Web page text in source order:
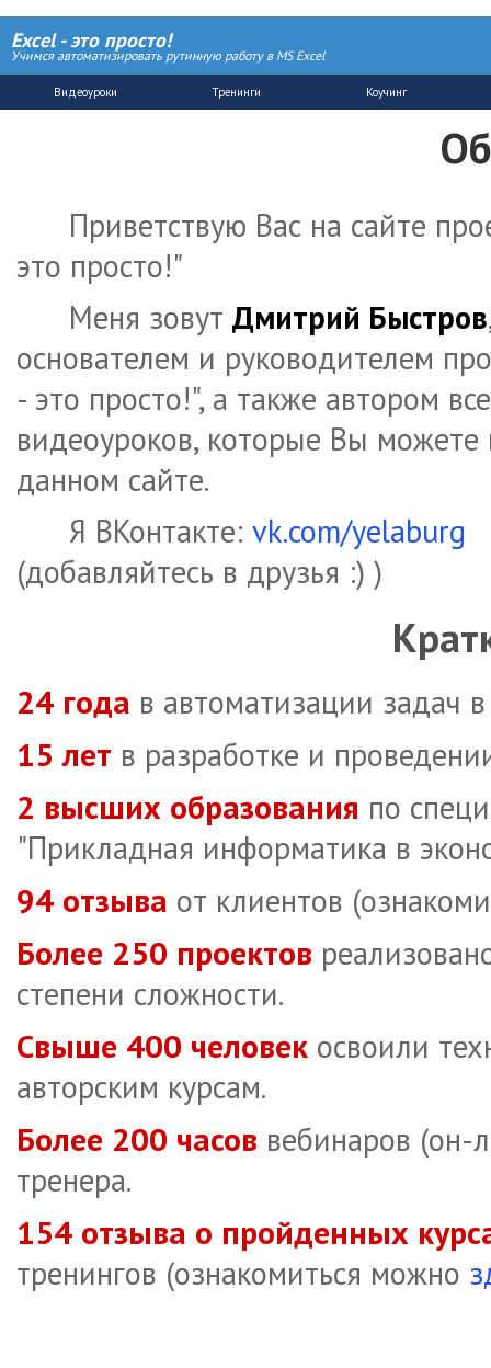
Excel - это просто!
Учимся автоматизировать рутинную работу в MS Excel
Приветствую Вас на сайте
это просто!"
Меня зовут Дмитрий Быстров
основателем и руководителем
- это просто!", а также автором
видеоуроков, которые Вы можете
данном сайте.
Я ВКонтакте: vk.com/yelaburg
(добавляйтесь в друзья :) )
24 года в автоматизации задач
15 лет в разработке и
2 высших образования по
"Прикладная информатика в
94 отзыва от клиентов
Более 250 проектов
степени сложности.
Свыше 400 человек освоили
авторским курсам.
Более 200 часов вебинаров (он-
тренера.
154 отзыва о пройденных
тренингов (ознакомиться можно